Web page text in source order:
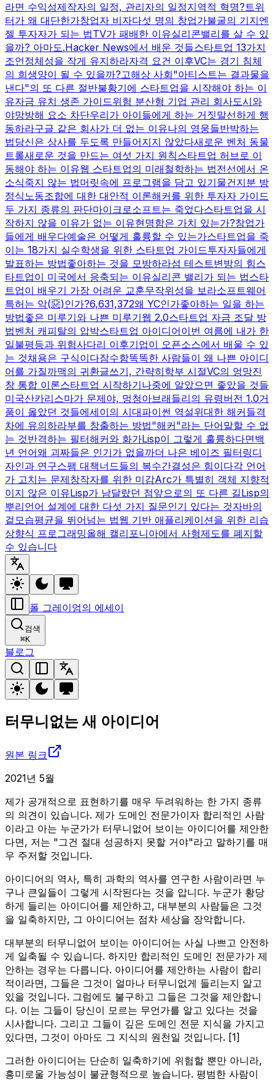
라면 수익성제작자의 일정, 관리자의 일정지역적 혁명?트위
터가 왜 대단한가창업자 비자다섯 명의 창업가불굴의 기지엔
젤 투자자가 되는 법TV가 패배한 이유실리콘밸리를 살 수 있
을까? 아마도.Hacker News에서 배운 것들스타트업 13가지
조언정체성을 작게 유지하라자격 요건 이후VC는 경기 침체
의 희생양이 될 수 있을까?고해상 사회"아티스트는 결과물을
낸다"의 또 다른 절반불황기에 스타트업을 시작해야 하는 이
유자금 유치 생존 가이드위험 분산형 기업 관리 회사도시와
야망방해 요소 차단우리가 아이들에게 하는 거짓말선하게 행
동하라구글 같은 회사가 더 없는 이유나의 영웅들반박하는
법당신은 상사를 두도록 만들어지지 않았다새로운 벤처 동물
트롤새로운 것을 만드는 여섯 가지 원칙스타트업 허브로 이
동해야 하는 이유웹 스타트업의 미래철학하는 법전선에서 온
소식죽지 않는 법머릿속에 프로그램을 담고 있기물건지분 방
정식노동조합에 대한 대안적 이론해커를 위한 투자자 가이드
두 가지 종류의 판단마이크로소프트는 죽었다스타트업을 시
작하지 않을 이유가 없는 이유현명함은 가치 있는가?창업가
들에게 배우다예술은 어떻게 훌륭할 수 있는가스타트업을 죽
이는 18가지 실수학생을 위한 스타트업 가이드투자자들에게
발표하는 방법좋아하는 것을 모방하라섬 테스트변방의 힘스
타트업이 미국에서 응축되는 이유실리콘 밸리가 되는 법스타
트업이 배우기 가장 어려운 교훈무작위성을 보라소프트웨어
특허는 악(惡)인가?6,631,372왜 YC인가좋아하는 일을 하는
방법좋은 미루기와 나쁜 미루기웹 2.0스타트업 자금 조달 방
법벤처 캐피탈의 압박스타트업 아이디어이번 여름에 내가 한
일불평등과 위험사다리 이후기업이 오픈소스에서 배울 수 있
는 것채용은 구식이다잠수함똑똑한 사람들이 왜 나쁜 아이디
어를 가질까맥의 귀환글쓰기, 간략히학부 시절VC의 엉망진
창 통합 이론스타트업 시작하기나중에 알았으면 좋았을 것들
미국산카리스마가 문제야, 멍청아브래들리의 유령버전 1.0거
품이 옳았던 것들에세이의 시대파이썬 역설위대한 해커들격
차에 유의하라부를 창출하는 방법"해커"라는 단어말할 수 없
는 것반격하는 필터해커와 화가Lisp이 그렇게 훌륭하다면백
년 언어왜 괴짜들은 인기가 없을까더 나은 베이즈 필터링디
자인과 연구스팸 대책너드들의 복수간결성은 힘이다각 언어
가 고치는 문제창작자를 위한 미감Arc가 특별히 객체 지향적
이지 않은 이유Lisp가 남달랐던 점앞으로의 또 다른 길Lisp의
뿌리언어 설계에 대한 다섯 가지 질문인기 있다는 것자바의
겉모습평균을 뛰어넘는 법웹 기반 애플리케이션을 위한 리습
상향식 프로그래밍올해 캘리포니아에서 사형제도를 폐지할
수 있습니다
폴 그레이엄의 에세이
검색
⌘K
블로그
터무니없는 새 아이디어
원본 링크
2021년 5월
제가 공개적으로 표현하기를 매우 두려워하는 한 가지 종류
의 의견이 있습니다. 제가 도메인 전문가이자 합리적인 사람
이라고 아는 누군가가 터무니없어 보이는 아이디어를 제안한
다면, 저는 "그건 절대 성공하지 못할 거야"라고 말하기를 매
우 주저할 것입니다.
아이디어의 역사, 특히 과학의 역사를 연구한 사람이라면 누
구나 큰일들이 그렇게 시작된다는 것을 압니다. 누군가 황당
하게 들리는 아이디어를 제안하고, 대부분의 사람들은 그것
을 일축하지만, 그 아이디어는 점차 세상을 장악합니다.
대부분의 터무니없어 보이는 아이디어는 사실 나쁘고 안전하
게 일축될 수 있습니다. 하지만 합리적인 도메인 전문가가 제
안하는 경우는 다릅니다. 아이디어를 제안하는 사람이 합리
적이라면, 그들은 그것이 얼마나 터무니없게 들리는지 알고
있을 것입니다. 그럼에도 불구하고 그들은 그것을 제안합니
다. 이는 그들이 당신이 모르는 무언가를 알고 있다는 것을
시사합니다. 그리고 그들이 깊은 도메인 전문 지식을 가지고
있다면, 그것이 아마도 그 지식의 원천일 것입니다. [1]
그러한 아이디어는 단순히 일축하기에 위험할 뿐만 아니라,
흥미로울 가능성이 불균형적으로 높습니다. 평범한 사람이